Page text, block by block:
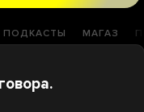
ПОДКАСТЫ МАГАЗ